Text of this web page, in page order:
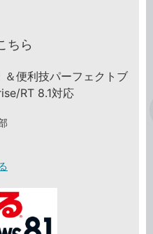
ちら
便利技パーフェクトブ
RT 8.1対応